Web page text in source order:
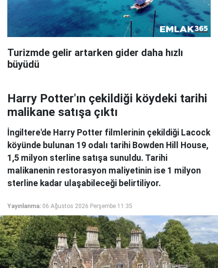
Turizmde gelir artarken gider daha hızlı
büyüdü
Harry Potter'ın çekildiği köydeki tarihi
malikane satışa çıktı
İngiltere'de Harry Potter filmlerinin çekildiği Lacock
köyünde bulunan 19 odalı tarihi Bowden Hill House,
1,5 milyon sterline satışa sunuldu. Tarihi
malikanenin restorasyon maliyetinin ise 1 milyon
sterline kadar ulaşabileceği belirtiliyor.
Yayınlanma: 06 Ağustos 2026 Perşembe 11:35